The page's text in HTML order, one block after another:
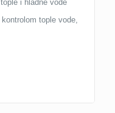
i hladne vode
tople vode,